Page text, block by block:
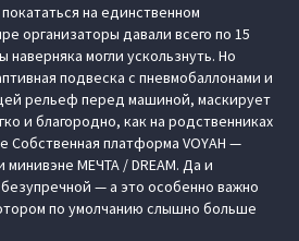
на единственном
организаторы давали всего по 15
могли ускользнуть. Но
подвеска с пневмобаллонами и
рельеф перед машиной, маскирует
и благородно, как на родственниках
платформа VOYAH —
МЕЧТА / DREAM. Да и
— а это особенно важно
по умолчанию слышно больше